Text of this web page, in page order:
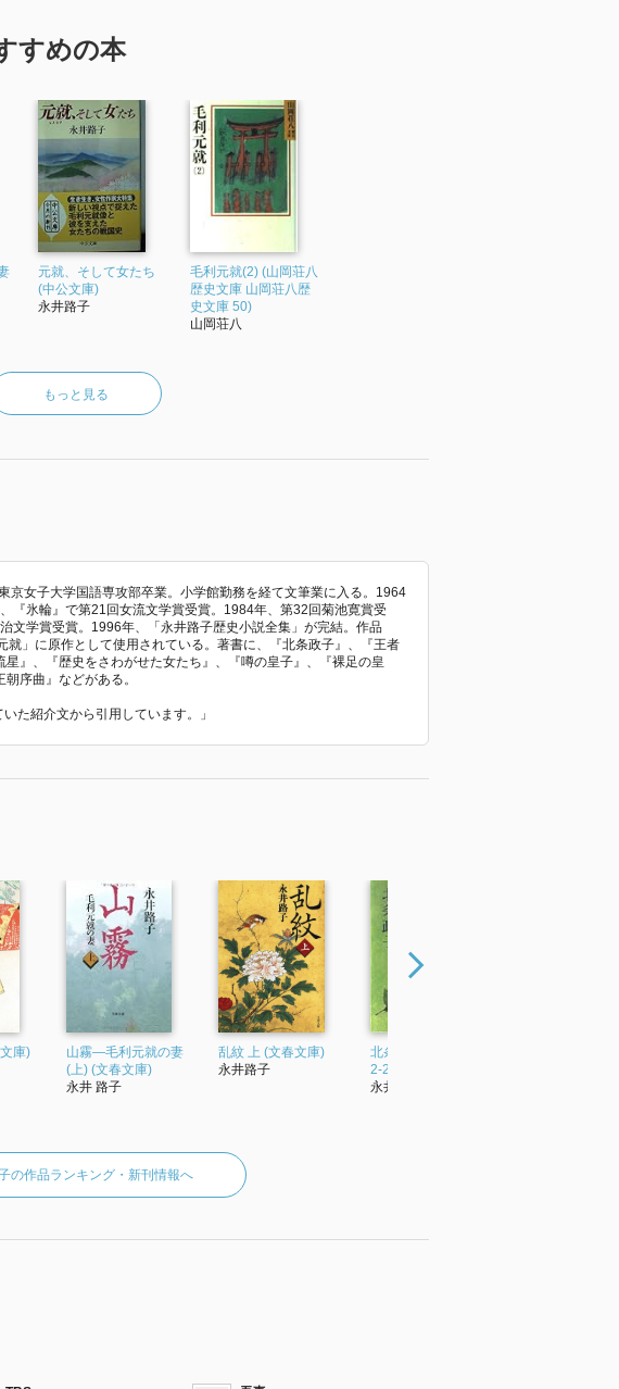
すめの本
元就、そして女たち
(中公文庫)
永井路子
毛利元就(2) (山岡荘八
歴史文庫 山岡荘八歴
史文庫 50)
山岡荘八
もっと見る
京女子大学国語専攻部卒業。小学館勤務を経て文筆業に入る。1964
『氷輪』で第21回女流文学賞受賞。1984年、第32回菊池寛賞受
文学賞受賞。1996年、「永井路子歴史小説全集」が完結。作品
」に原作として使用されている。著書に、『北条政子』、『王者
』、『歴史をさわがせた女たち』、『噂の皇子』、『裸足の皇
序曲』などがある。
た紹介文から引用しています。」
庫)
山霧―毛利元就の妻
(上) (文春文庫)
永井 路子
乱紋 上 (文春文庫)
永井路子
北条政子 (文春文庫 な
2-21)
永井 路子
の作品ランキング・新刊情報へ